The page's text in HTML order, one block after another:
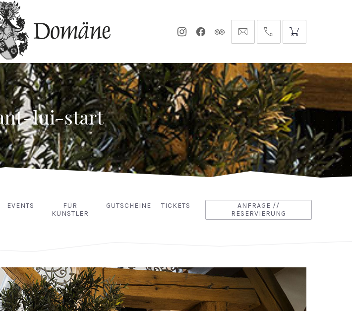
NeuesNeuesNeues info@hofgut-0049747196019210
lui-start
EVENTS
FÜR
KÜNSTLER
GUTSCHEINE TICKETS
ANFRAGE //
RESERVIERUNG